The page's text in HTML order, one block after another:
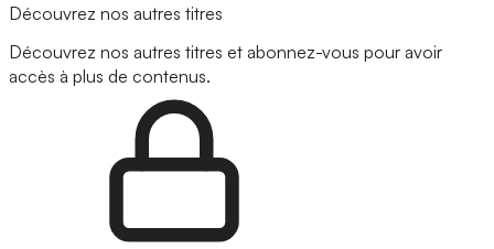
Découvrez nos autres titres
Découvrez nos autres titres et abonnez-vous pour avoir
accès à plus de contenus.